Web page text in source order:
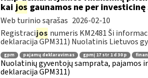
kai jos gaunamos ne per
Web turinio sąrašas 2026-02-10
Registracijos numeris KM2481 Ši
deklaracija GPM311) Nuolatinis Lietuvos
gpm pajamų deklaravimas gpmį 17 str 1 d 30 p
Nuolatinių gyventojų samprata, pajamos
deklaracija GPM311)